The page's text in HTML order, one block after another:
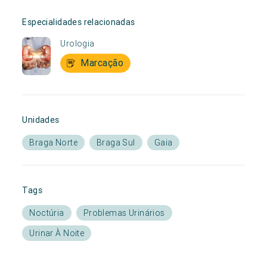
Especialidades relacionadas
Urologia
Marcação
Unidades
Braga Norte Braga Sul Gaia
Tags
Noctúria
Problemas Urinários
Urinar À Noite